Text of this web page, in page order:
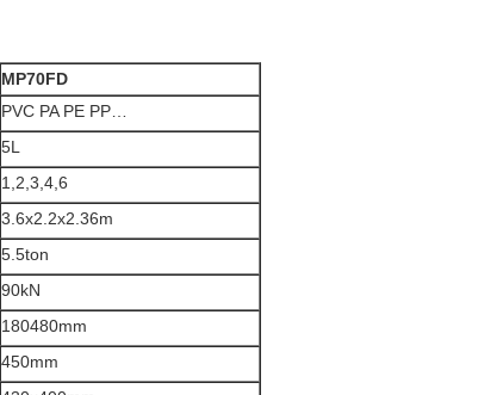
MP70FD
PVC PA PE PP…
5L
1,2,3,4,6
3.6x2.2x2.36m
5.5ton
90kN
180480mm
450mm